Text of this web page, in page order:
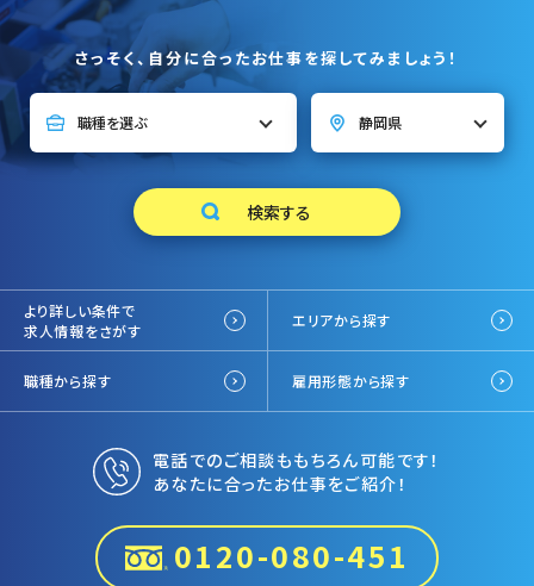
さっそく、自分に合ったお仕事を探してみましょう！
より詳しい条件で
求人情報をさがす
エリアから探す
職種から探す 雇用形態から探す
電話でのご相談ももちろん可能です！
あなたに合ったお仕事をご紹介！
0120-080-451